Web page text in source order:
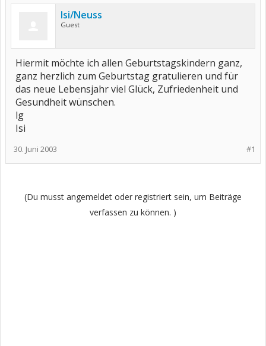
Isi/Neuss
Guest
Hiermit möchte ich allen Geburtstagskindern ganz,
ganz herzlich zum Geburtstag gratulieren und für
das neue Lebensjahr viel Glück, Zufriedenheit und
Gesundheit wünschen.
lg
Isi
#1
30. Juni 2003
(Du musst angemeldet oder registriert sein, um Beiträge
verfassen zu können. )